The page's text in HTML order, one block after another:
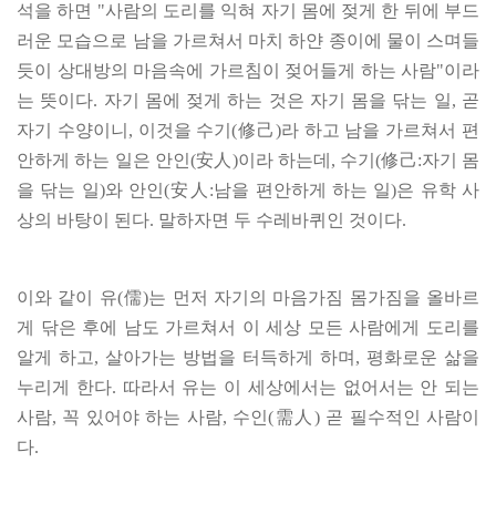
석을 하면 "사람의 도리를 익혀 자기 몸에 젖게 한 뒤에 부드
러운 모습으로 남을 가르쳐서 마치 하얀 종이에 물이 스며들
듯이 상대방의 마음속에 가르침이 젖어들게 하는 사람"이라
는 뜻이다. 자기 몸에 젖게 하는 것은 자기 몸을 닦는 일, 곧
자기 수양이니, 이것을 수기(修己)라 하고 남을 가르쳐서 편
안하게 하는 일은 안인(安人)이라 하는데, 수기(修己:자기 몸
을 닦는 일)와 안인(安人:남을 편안하게 하는 일)은 유학 사
상의 바탕이 된다. 말하자면 두 수레바퀴인 것이다.
이와 같이 유(儒)는 먼저 자기의 마음가짐 몸가짐을 올바르
게 닦은 후에 남도 가르쳐서 이 세상 모든 사람에게 도리를
알게 하고, 살아가는 방법을 터득하게 하며, 평화로운 삶을
누리게 한다. 따라서 유는 이 세상에서는 없어서는 안 되는
사람, 꼭 있어야 하는 사람, 수인(需人) 곧 필수적인 사람이
다.